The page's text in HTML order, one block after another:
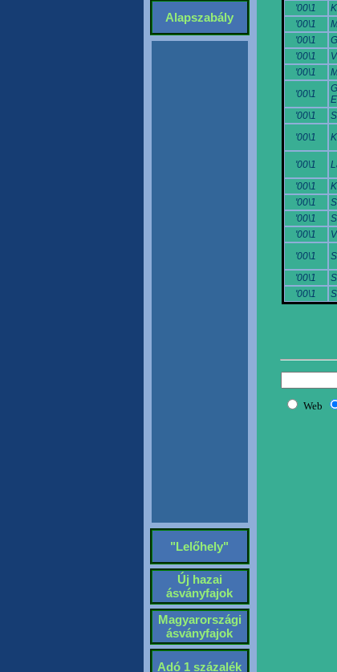
Alapszabály
"Lelőhely"
Új hazai
ásványfajok
Magyarországi
ásványfajok
Adó 1 százalék
'00\1
'00\1
'00\1
'00\1
'00\1
'00\1
'00\1
'00\1
'00\1
'00\1
'00\1
'00\1
'00\1
'00\1
'00\1
'00\1